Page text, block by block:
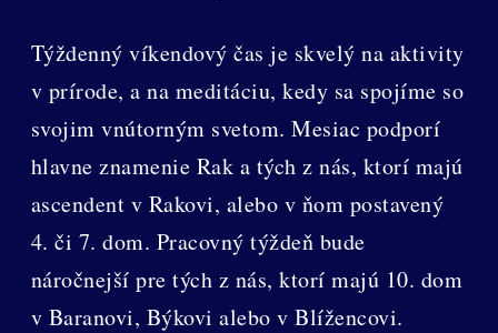
Týždenný víkendový čas je skvelý na aktivity
v prírode, a na meditáciu, kedy sa spojíme so
svojim vnútorným svetom. Mesiac podporí
hlavne znamenie Rak a tých z nás, ktorí majú
ascendent v Rakovi, alebo v ňom postavený
4. či 7. dom. Pracovný týždeň bude
náročnejší pre tých z nás, ktorí majú 10. dom
v Baranovi, Býkovi alebo v Blížencovi.